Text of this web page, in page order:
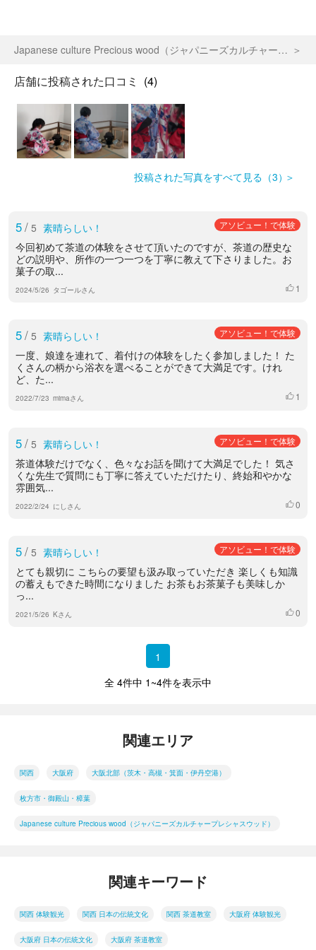
Japanese culture Precious wood（ジャパニーズカルチャープレシャスウッド）
店舗に投稿された口コミ (4)
投稿された写真をすべて見る（3）
5/ 5 素晴らしい！ アソビュー！で体験
今回初めて茶道の体験をさせて頂いたのですが、茶道の歴史な
どの説明や、所作の一つ一つを丁寧に教えて下さりました。お
菓子の取...
2024/5/26 タゴールさん いいね
1
5/ 5 素晴らしい！ アソビュー！で体験
一度、娘達を連れて、着付けの体験をしたく参加しました！ た
くさんの柄から浴衣を選べることができて大満足です。けれ
ど、た...
2022/7/23 mimaさん いいね
1
5/ 5 素晴らしい！ アソビュー！で体験
茶道体験だけでなく、色々なお話を聞けて大満足でした！ 気さ
くな先生で質問にも丁寧に答えていただけたり、終始和やかな
雰囲気...
2022/2/24 にしさん いいね
0
5/ 5 素晴らしい！ アソビュー！で体験
とても親切に こちらの要望も汲み取っていただき 楽しくも知識
の蓄えもできた時間になりました お茶もお茶菓子も美味しか
っ...
2021/5/26 Kさん いいね
0
1
全 4件中 1~4件を表示中
関連エリア
関西 大阪府 大阪北部（茨木・高槻・箕面・伊丹空港）
枚方市・御殿山・樟葉
Japanese culture Precious wood（ジャパニーズカルチャープレシャスウッド）
関連キーワード
関西 体験観光 関西 日本の伝統文化 関西 茶道教室 大阪府 体験観光
大阪府 日本の伝統文化 大阪府 茶道教室